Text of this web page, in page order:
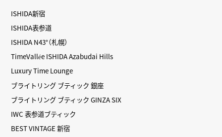
ISHIDA新宿
ISHIDA表参道
ISHIDA N43°（札幌）
TimeVallée ISHIDA Azabudai Hills
Luxury Time Lounge
ブライトリング ブティック 銀座
ブライトリング ブティック GINZA SIX
IWC 表参道ブティック
BEST VINTAGE 新宿